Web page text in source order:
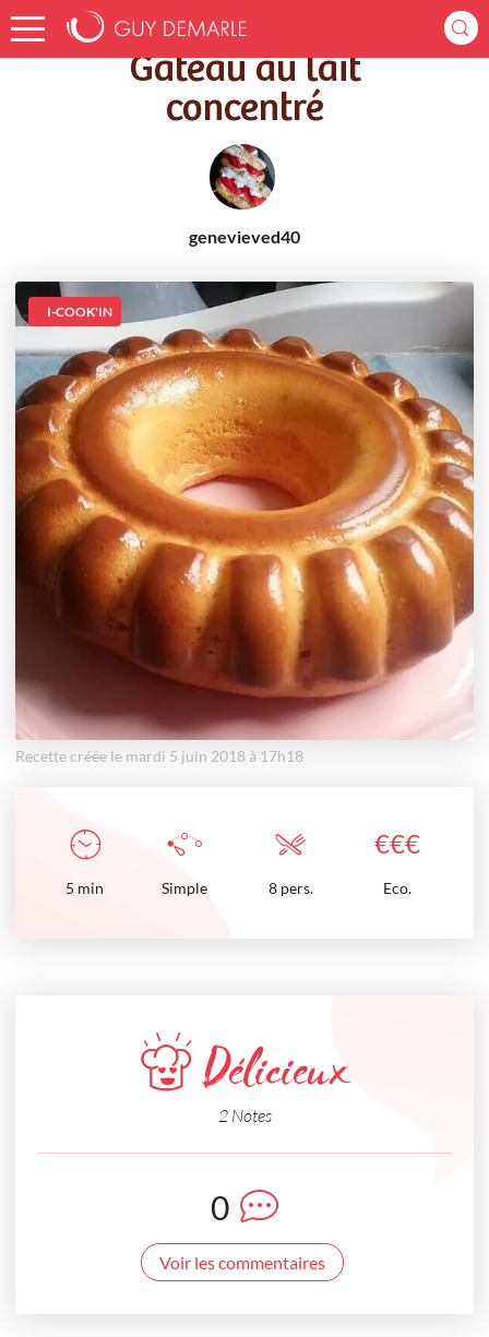
Accueil Recettes Gâteau au lait concentré
Gâteau au lait
concentré
genevieved40
I-COOK'IN
Recette créée le mardi 5 juin 2018 à 17h18
€€€
5 min Simple 8 pers. Eco.
Délicieux
2 Notes
0
Voir les commentaires